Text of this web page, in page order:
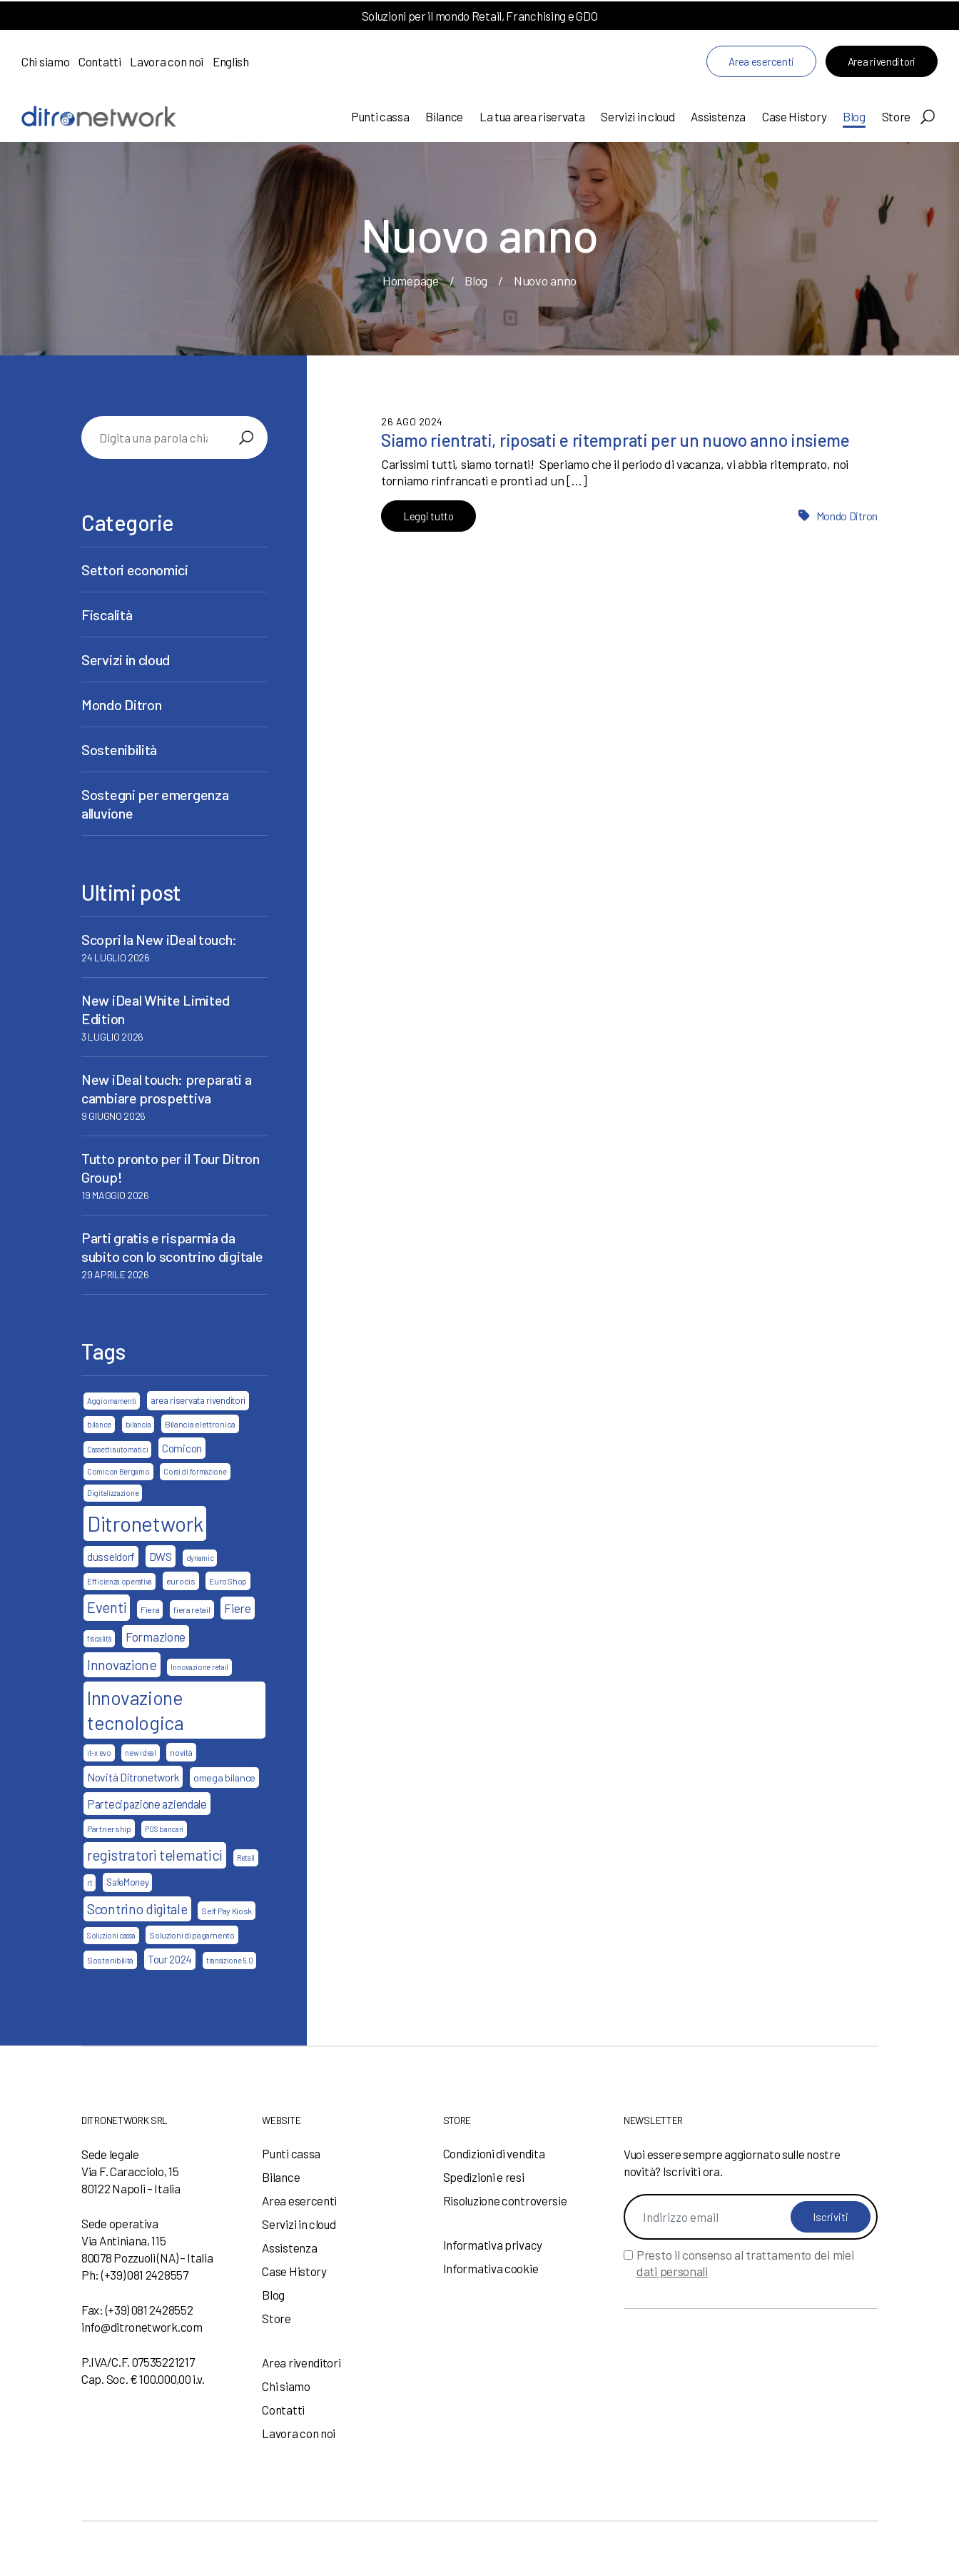
Soluzioni per il mondo Retail, Franchising e GDO
Chi siamo Contatti Lavora con noi English Area esercenti Area rivenditori
Punti cassa Bilance La tua area riservata Servizi in cloud Assistenza Case History Blog Store
Nuovo anno
Homepage / Blog / Nuovo anno
26 AGO 2024
Siamo rientrati, riposati e ritemprati per un nuovo anno insieme
Carissimi tutti, siamo tornati! Speriamo che il periodo di vacanza, vi abbia ritemprato, noi
torniamo rinfrancati e pronti ad un […]
Leggi tutto Mondo Ditron
Categorie
Settori economici
Fiscalità
Servizi in cloud
Mondo Ditron
Sostenibilità
Sostegni per emergenza
alluvione
Ultimi post
Scopri la New iDeal touch:
24 LUGLIO 2026
New iDeal White Limited
Edition
3 LUGLIO 2026
New iDeal touch: preparati a
cambiare prospettiva
9 GIUGNO 2026
Tutto pronto per il Tour Ditron
Group!
19 MAGGIO 2026
Parti gratis e risparmia da
subito con lo scontrino digitale
29 APRILE 2026
Tags
Aggiornamenti area riservata rivenditori
bilance bilancia Bilancia elettronica
Cassetti automatici Comicon
Comicon Bergamo Corsi di formazione
Digitalizzazione
Ditronetwork
dusseldorf DWS dynamic
Efficienza operativa eurocis EuroShop
Eventi Fiera fiera retail Fiere
fiscalità Formazione
Innovazione Innovazione retail
Innovazione
tecnologica
it-x evo new ideal novità
Novità Ditronetwork omega bilance
Partecipazione aziendale
Partnership POS bancari
registratori telematici Retail
rt SafeMoney
Scontrino digitale Self Pay Kiosk
Soluzioni cassa Soluzioni di pagamento
Sostenibilità Tour 2024 transizione 5.0
DITRONETWORK SRL
Sede legale
Via F. Caracciolo, 15
80122 Napoli – Italia
Sede operativa
Via Antiniana, 115
80078 Pozzuoli (NA) – Italia
Ph: (+39) 081 2428557
Fax: (+39) 081 2428552
info@ditronetwork.com
P.IVA/C.F. 07535221217
Cap. Soc. € 100.000,00 i.v.
WEBSITE
Punti cassa
Bilance
Area esercenti
Servizi in cloud
Assistenza
Case History
Blog
Store
Area rivenditori
Chi siamo
Contatti
Lavora con noi
STORE
Condizioni di vendita
Spedizioni e resi
Risoluzione controversie
Informativa privacy
Informativa cookie
NEWSLETTER
Vuoi essere sempre aggiornato sulle nostre
novità? Iscriviti ora.
Iscriviti
Presto il consenso al trattamento dei miei
dati personali